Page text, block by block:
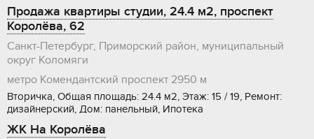
Продажа квартиры студии, 24.4 м2, проспект
Королёва, 62
Санкт-Петербург, Приморский район, муниципальный
округ Коломяги
метро Комендантский проспект 2950 м
Вторичка, Общая площадь: 24.4 м2, Этаж: 15 / 19, Ремонт:
дизайнерский, Дом: панельный, Ипотека
ЖК На Королёва